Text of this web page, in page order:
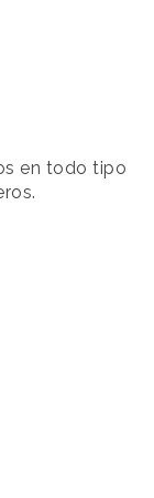
en todo tipo